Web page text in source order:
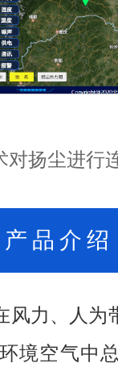
扬尘进行
产品介绍
风力、人为
境空气中